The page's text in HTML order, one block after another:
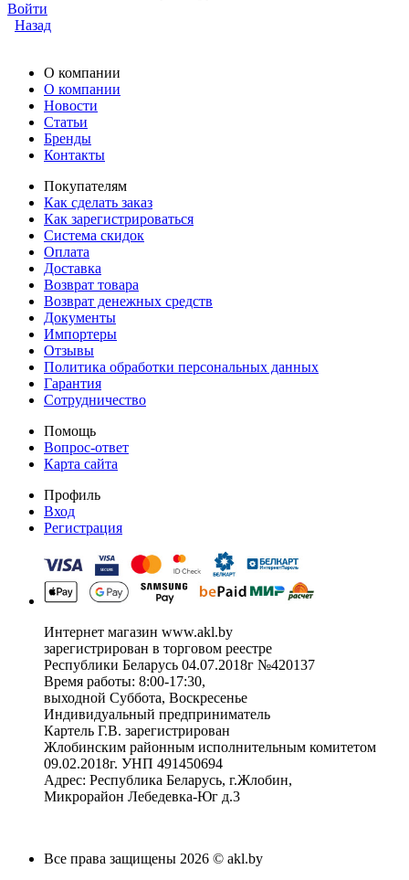
Войти
Назад
О компании
О компании
Новости
Статьи
Бренды
Контакты
Покупателям
Как сделать заказ
Как зарегистрироваться
Система скидок
Оплата
Доставка
Возврат товара
Возврат денежных средств
Документы
Импортеры
Отзывы
Политика обработки персональных данных
Гарантия
Сотрудничество
Помощь
Вопрос-ответ
Карта сайта
Профиль
Вход
Регистрация
Интернет магазин www.akl.by
зарегистрирован в торговом реестре
Республики Беларусь 04.07.2018г №420137
Время работы: 8:00-17:30,
выходной Суббота, Воскресенье
Индивидуальный предприниматель
Картель Г.В. зарегистрирован
Жлобинским районным исполнительным комитетом
09.02.2018г. УНП 491450694
Адрес: Республика Беларусь, г.Жлобин,
Микрорайон Лебедевка-Юг д.3
Все права защищены 2026 © akl.by